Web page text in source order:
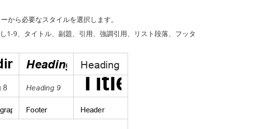
から必要なスタイルを選択します。
1-9、タイトル、副題、引用、強調引用、リスト段落、フッタ